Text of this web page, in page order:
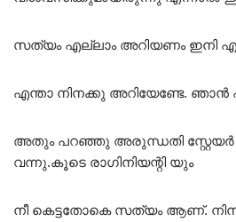
സത്യം എല്ലാം അറിയണം ഇനി
എന്താ നിനക്കു അറിയേണ്ടേ.
അതും പറഞ്ഞു അരുന്ധതി സ്റ്റേയർ
വന്നു.കൂടെ രാഗിനിയന്റി യും
നീ കെട്ടതോകെ സത്യം ആണ്.